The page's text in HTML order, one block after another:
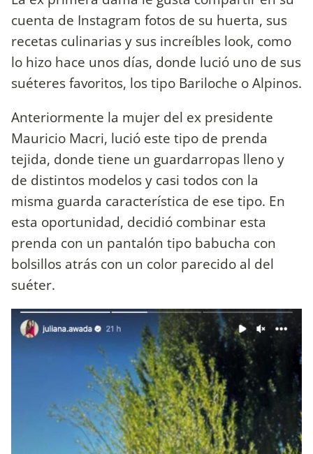
cuenta de Instagram fotos de su huerta, sus
recetas culinarias y sus increíbles look, como
lo hizo hace unos días, donde lució uno de sus
suéteres favoritos, los tipo Bariloche o Alpinos.
Anteriormente la mujer del ex presidente
Mauricio Macri, lució este tipo de prenda
tejida, donde tiene un guardarropas lleno y
de distintos modelos y casi todos con la
misma guarda característica de ese tipo. En
esta oportunidad, decidió combinar esta
prenda con un pantalón tipo babucha con
bolsillos atrás con un color parecido al del
suéter.